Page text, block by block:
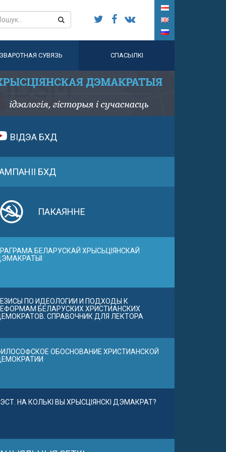
ЗВАРОТНАЯ СУВЯЗЬ СПАСЫЛКІ
ВІДЭА БХД
БХД
ПАКАЯННЕ
БЕЛАРУСКАЙ ХРЫСЬЦІЯНСКАЙ
ПО ИДЕОЛОГИИ И ПОДХОДЫ К
БЕЛАРУСКИХ ХРИСТИАНСКИХ
СПРАВОЧНИК ДЛЯ ЛЕКТОРА
ОБОСНОВАНИЕ ХРИСТИАНСКОЙ
НА КОЛЬКІ ВЫ ХРЫСЦІЯНСКІ ДЭМАКРАТ?